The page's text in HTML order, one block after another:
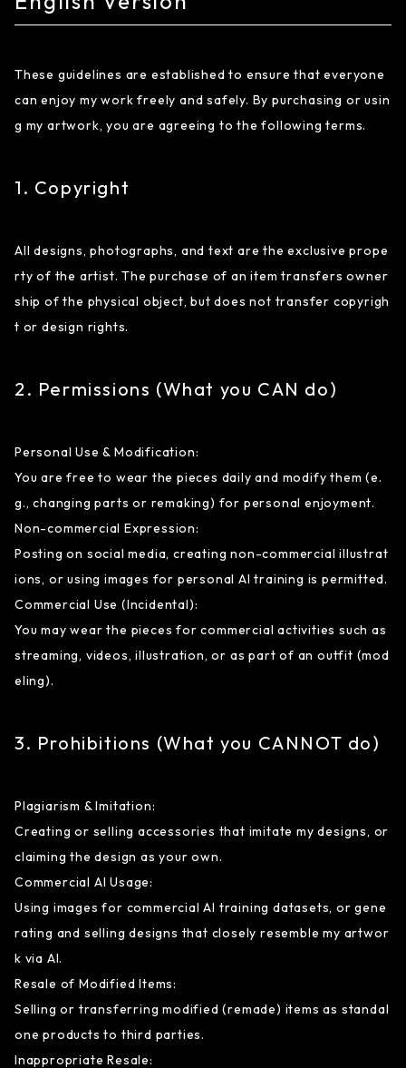
These guidelines are established to ensure that everyone
can enjoy my work freely and safely. By purchasing or usin
g my artwork, you are agreeing to the following terms.
1. Copyright
All designs, photographs, and text are the exclusive prope
rty of the artist. The purchase of an item transfers owner
ship of the physical object, but does not transfer copyrigh
t or design rights.
2. Permissions (What you CAN do)
Personal Use & Modification:
You are free to wear the pieces daily and modify them (e.
g., changing parts or remaking) for personal enjoyment.
Non-commercial Expression:
Posting on social media, creating non-commercial illustrat
ions, or using images for personal AI training is permitted.
Commercial Use (Incidental):
You may wear the pieces for commercial activities such as
streaming, videos, illustration, or as part of an outfit (mod
eling).
3. Prohibitions (What you CANNOT do)
Plagiarism & Imitation:
Creating or selling accessories that imitate my designs, or
claiming the design as your own.
Commercial AI Usage:
Using images for commercial AI training datasets, or gene
rating and selling designs that closely resemble my artwor
k via AI.
Resale of Modified Items:
Selling or transferring modified (remade) items as standal
one products to third parties.
Inappropriate Resale: